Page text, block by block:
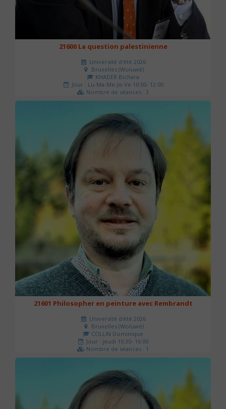
21600 La question palestinienne
Université d'été 2026
Bruxelles (Woluwé)
KHADER Bichara
Jour : Lu-Ma-Me-Je-Ve 10:00- 12:00
Nombre de séances : 3
63 €
21601 Philosopher en peinture avec Rembrandt
Université d'été 2026
Bruxelles (Woluwé)
COLLIN Dominique
Jour : jeudi 10:30- 16:00
Nombre de séances : 1
40 €